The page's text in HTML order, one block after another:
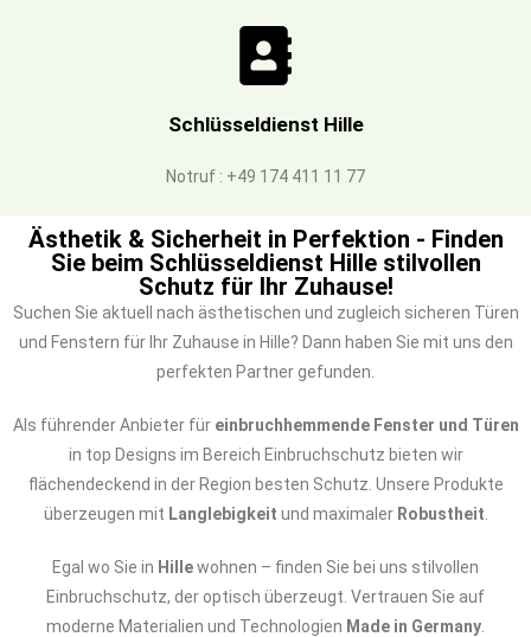
Schlüsseldienst Hille
Notruf : +49 174 411 11 77
Ästhetik & Sicherheit in Perfektion - Finden
Sie beim Schlüsseldienst Hille stilvollen
Schutz für Ihr Zuhause!
Suchen Sie aktuell nach ästhetischen und zugleich sicheren Türen
und Fenstern für Ihr Zuhause in Hille? Dann haben Sie mit uns den
perfekten Partner gefunden.
Als führender Anbieter für einbruchhemmende Fenster und Türen
in top Designs im Bereich Einbruchschutz bieten wir
flächendeckend in der Region besten Schutz. Unsere Produkte
überzeugen mit Langlebigkeit und maximaler Robustheit
Egal wo Sie in Hillewohnen – finden Sie bei uns stilvollen
Einbruchschutz, der optisch überzeugt. Vertrauen Sie auf
moderne Materialien und Technologien Made in Germany